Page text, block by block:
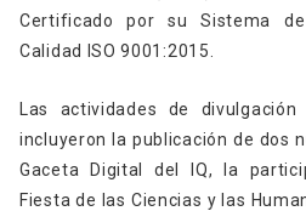
Certificado por su Sistema
Calidad ISO 9001:2015.
Las actividades de
incluyeron la publicación de dos
Gaceta Digital del IQ, la
Fiesta de las Ciencias y las